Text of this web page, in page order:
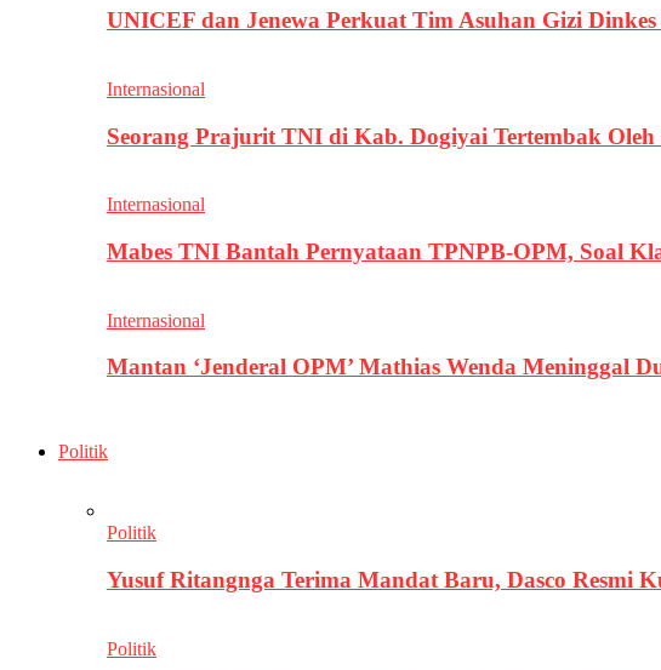
UNICEF dan Jenewa Perkuat Tim Asuhan Gizi
Internasional
Seorang Prajurit TNI di Kab. Dogiyai Tertembak
Internasional
Mabes TNI Bantah Pernyataan TPNPB-OPM, Soal
Internasional
Mantan ‘Jenderal OPM’ Mathias Wenda Meninggal
Politik
Politik
Yusuf Ritangnga Terima Mandat Baru, Dasco Resmi
Politik